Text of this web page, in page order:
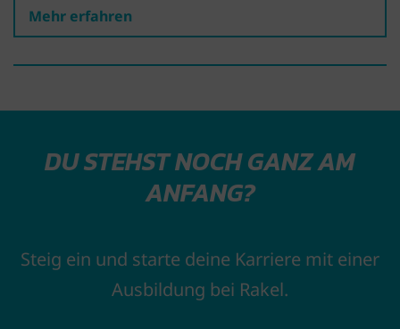
Mehr erfahren
DU STEHST NOCH GANZ AM
ANFANG?
Steig ein und starte deine Karriere mit einer
Ausbildung bei Rakel.